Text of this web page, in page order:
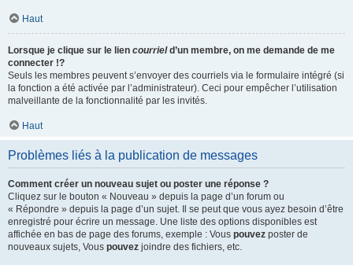
Haut
Lorsque je clique sur le lien courrield’un membre, on me demande de me
connecter !?
Seuls les membres peuvent s’envoyer des courriels via le formulaire intégré (si
la fonction a été activée par l’administrateur). Ceci pour empêcher l’utilisation
malveillante de la fonctionnalité par les invités.
Haut
Problèmes liés à la publication de messages
Comment créer un nouveau sujet ou poster une réponse ?
Cliquez sur le bouton « Nouveau » depuis la page d’un forum ou
« Répondre » depuis la page d’un sujet. Il se peut que vous ayez besoin d’être
enregistré pour écrire un message. Une liste des options disponibles est
affichée en bas de page des forums, exemple : Vous pouvez poster de
nouveaux sujets, Vous pouvez joindre des fichiers, etc.